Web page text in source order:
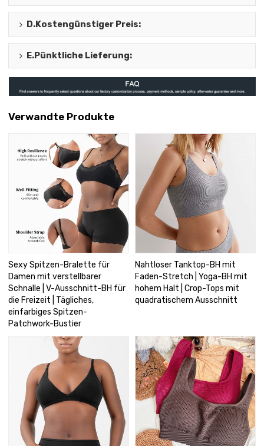
D.Kostengünstiger Preis:
E.Pünktliche Lieferung:
Verwandte Produkte
Sexy Spitzen-Bralette für
Damen mit verstellbarer
Schnalle | V-Ausschnitt-BH für
die Freizeit | Tägliches,
einfarbiges Spitzen-
Patchwork-Bustier
Nahtloser Tanktop-BH mit
Faden-Stretch | Yoga-BH mit
hohem Halt | Crop-Tops mit
quadratischem Ausschnitt